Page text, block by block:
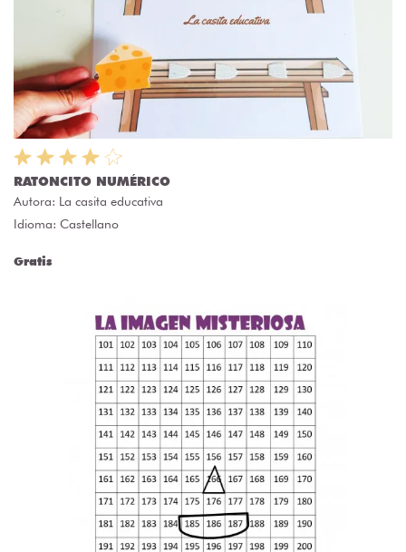
RATONCITO NUMÉRICO
Autora: La casita educativa
Idioma: Castellano
Gratis